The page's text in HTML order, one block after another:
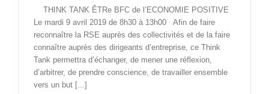
THINK TANK ÊTRe BFC de l’ECONOMIE POSITIVE
Le mardi 9 avril 2019 de 8h30 à 13h00 Afin de faire
reconnaître la RSE auprès des collectivités et de la faire
connaître auprès des dirigeants d’entreprise, ce Think
Tank permettra d’échanger, de mener une réflexion,
d’arbitrer, de prendre conscience, de travailler ensemble
vers un but [...]